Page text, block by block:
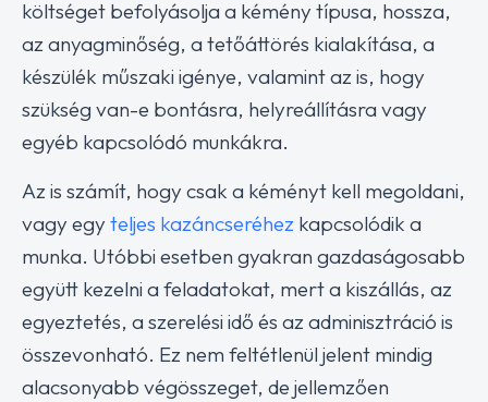
költséget befolyásolja a kémény típusa, hossza,
az anyagminőség, a tetőáttörés kialakítása, a
készülék műszaki igénye, valamint az is, hogy
szükség van-e bontásra, helyreállításra vagy
egyéb kapcsolódó munkákra.
Az is számít, hogy csak a kéményt kell megoldani,
vagy egy teljes kazáncseréhez kapcsolódik a
munka. Utóbbi esetben gyakran gazdaságosabb
együtt kezelni a feladatokat, mert a kiszállás, az
egyeztetés, a szerelési idő és az adminisztráció is
összevonható. Ez nem feltétlenül jelent mindig
alacsonyabb végösszeget, de jellemzően